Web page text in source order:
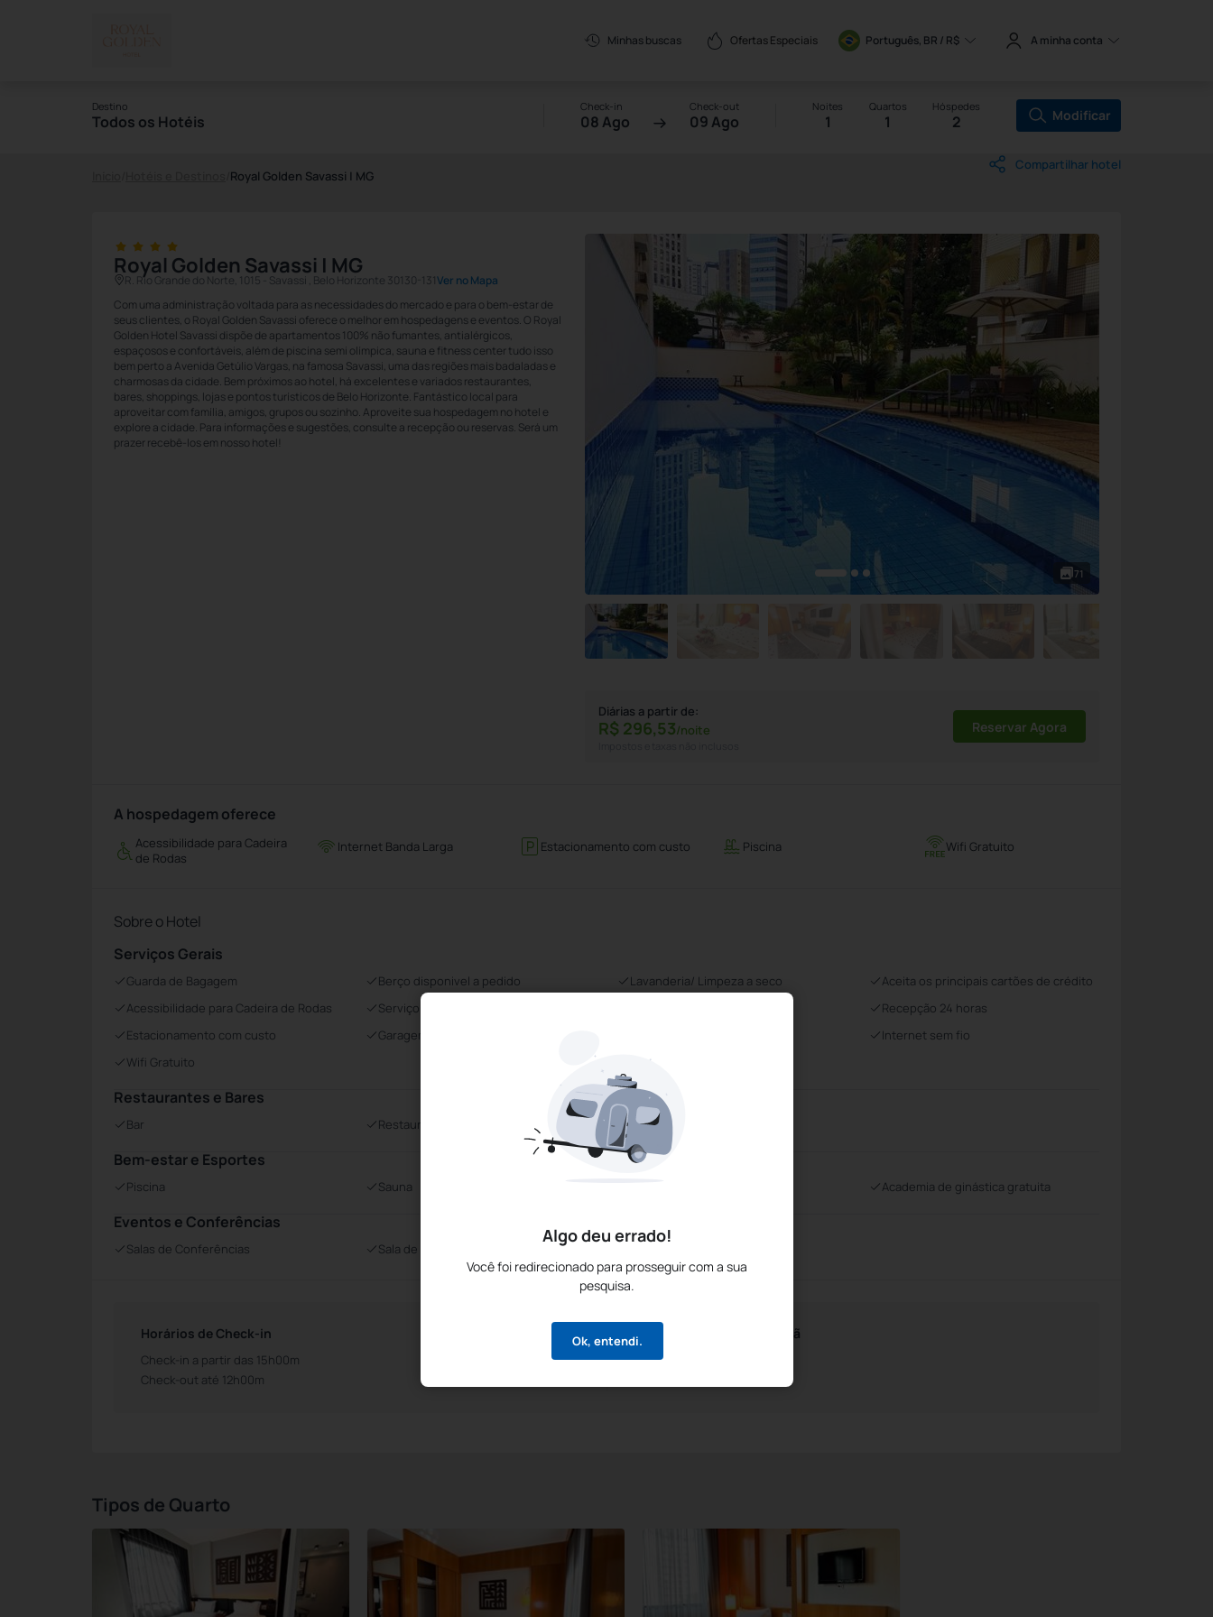
Minhas buscas Ofertas Especiais Português, BR / R$ A minha conta
Algo deu errado!
Você foi redirecionado para prosseguir com a sua
pesquisa.
Ok, entendi.
Destino
Todos os Hotéis
Check-in
08 Ago
Check-out
09 Ago
Noites
1
Quartos
1
Hóspedes
2 Modificar
Royal Golden Savassi | MG
Compartilhar hotel
Royal Golden Savassi | MG
R. Rio Grande do Norte, 1015 - Savassi , Belo Horizonte 30130-131Ver no Mapa
Com uma administração voltada para as necessidades do mercado e para o bem-estar de
seus clientes, o Royal Golden Savassi oferece o melhor em hospedagens e eventos. O Royal
Golden Hotel Savassi dispõe de apartamentos 100% não fumantes, antialérgicos,
espaçosos e confortáveis, além de piscina semi olímpica, sauna e fitness center tudo isso
bem perto a Avenida Getúlio Vargas, na famosa Savassi, uma das regiões mais badaladas e
charmosas da cidade. Bem próximos ao hotel, há excelentes e variados restaurantes,
bares, shoppings, lojas e pontos turísticos de Belo Horizonte. Fantástico local para
aproveitar com família, amigos, grupos ou sozinho. Aproveite sua hospedagem no hotel e
explore a cidade. Para informações e sugestões, consulte a recepção ou reservas. Será um
prazer recebê-los em nosso hotel!
71
Diárias a partir de:
R$ 296,53/noite Reservar Agora
A hospedagem oferece
Acessibilidade para Cadeira
de Rodas
Internet Banda Larga Estacionamento com custo Piscina Wifi Gratuito
Sobre o Hotel
Serviços Gerais
Guarda de Bagagem Berço disponivel a pedido Lavanderia/ Limpeza a seco
Aceita os principais cartões de crédito
Acessibilidade para Cadeira de Rodas
Serviço de limpeza diário
Recepção 24 horas
Estacionamento com custo
Garagem com taxa
Internet sem fio
Wifi Gratuito
Restaurantes e Bares
Bar Restaurante Restaurante Privado
Bem-estar e Esportes
Piscina Sauna Academia de ginástica gratuita
Eventos e Conferências
Salas de Conferências Sala de Reuniões
Horários de Check-in
Check-in a partir das 15h00m
Check-out até 12h00m
Horários do Café da Manhã
A partir das 6h00m
Tipos de Quarto